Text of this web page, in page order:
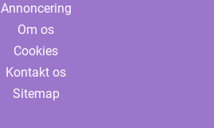
Annoncering
Om os
Cookies
Kontakt os
Sitemap